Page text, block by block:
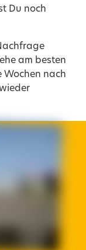
Du noch
am besten
Wochen nach